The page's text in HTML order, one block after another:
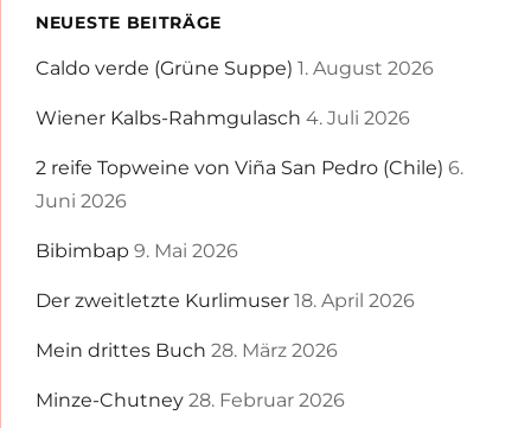
NEUESTE BEITRÄGE
Caldo verde (Grüne Suppe) 1. August 2026
Wiener Kalbs-Rahmgulasch 4. Juli 2026
2 reife Topweine von Viña San Pedro (Chile) 6.
Juni 2026
Bibimbap 9. Mai 2026
Der zweitletzte Kurlimuser 18. April 2026
Mein drittes Buch 28. März 2026
Minze-Chutney 28. Februar 2026